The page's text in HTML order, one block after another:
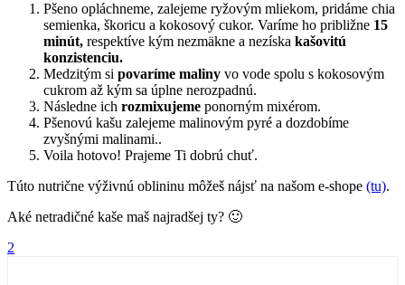
Pšeno opláchneme, zalejeme ryžovým mliekom, pridáme chia
semienka, škoricu a kokosový cukor. Varíme ho približne 15
minút, respektíve kým nezmäkne a nezíska kašovitú
konzistenciu.
Medzitým si povaríme maliny vo vode spolu s kokosovým
cukrom až kým sa úplne nerozpadnú.
Následne ich rozmixujeme ponorným mixérom.
Pšenovú kašu zalejeme malinovým pyré a dozdobíme
zvyšnými malinami..
Voila hotovo! Prajeme Ti dobrú chuť.
Túto nutrične výživnú oblininu môžeš nájsť na našom e-shope (tu).
Aké netradičné kaše maš najradšej ty? 🙂
2